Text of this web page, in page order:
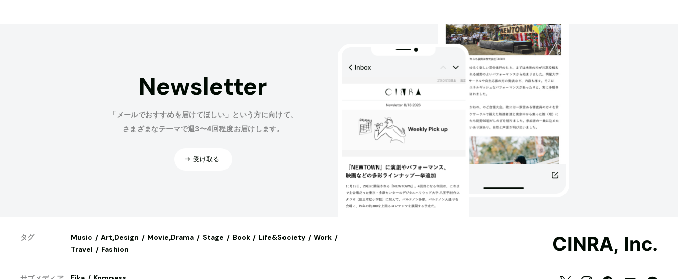
Newsletter
「メールでおすすめを届けてほしい」という方に向けて、
さまざまなテーマで週3〜4回程度お届けします。
受け取る
タグ Music Art,Design Movie,Drama Stage Book Life&Society
Work
Travel
Fashion CINRA, Inc.